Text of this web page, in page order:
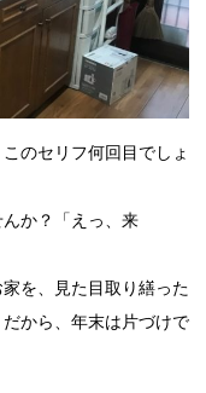
のセリフ何回目でしょ
か？「えっ、来
を、見た目取り繕った
から、年末は片づけで